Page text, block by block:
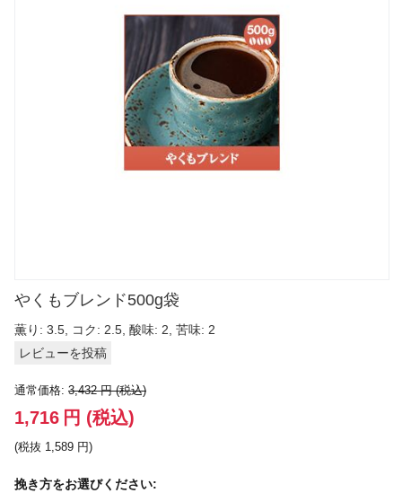
やくもブレンド500g袋
薫り: 3.5, コク: 2.5, 酸味: 2, 苦味: 2
レビューを投稿
通常価格: 3,432 円(税込)
1,716 円 (税込)
(税抜 1,589 円)
挽き方をお選びください: